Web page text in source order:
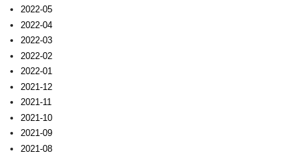
2022-05
2022-04
2022-03
2022-02
2022-01
2021-12
2021-11
2021-10
2021-09
2021-08